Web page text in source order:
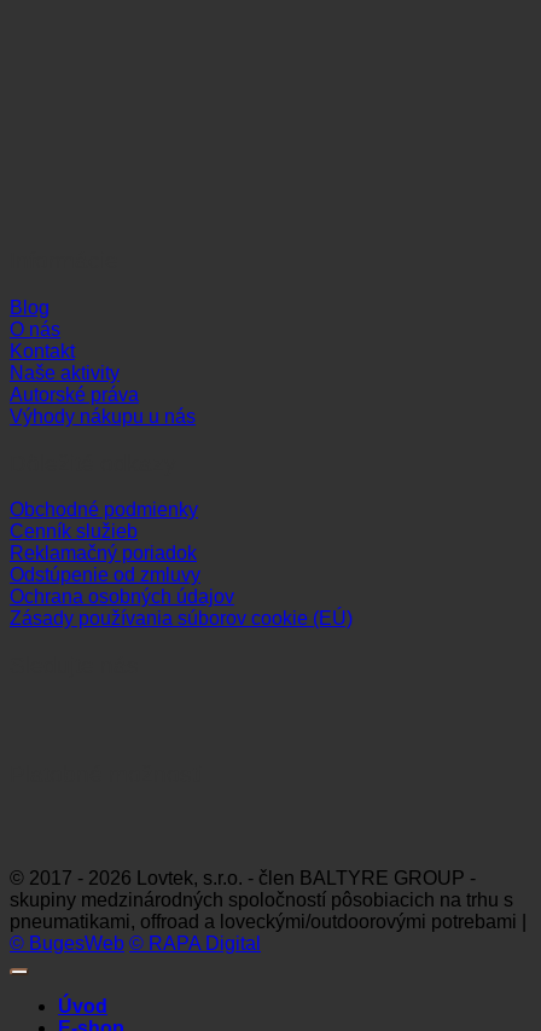
Blog
O nás
Kontakt
Naše aktivity
Autorské práva
Výhody nákupu u nás
Obchodné podmienky
Cenník služieb
Reklamačný poriadok
Odstúpenie od zmluvy
Ochrana osobných údajov
Zásady používania súborov cookie (EÚ)
© 2017 - 2026 Lovtek, s.r.o. - člen BALTYRE GROUP -
skupiny medzinárodných spoločností pôsobiacich na trhu s
pneumatikami, offroad a loveckými/outdoorovými potrebami |
© BugesWeb © RAPA Digital
Úvod